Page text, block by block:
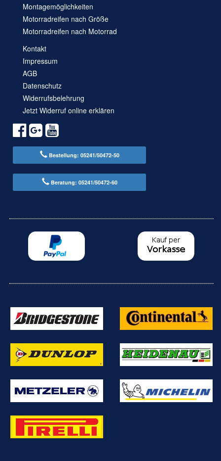
Montagemöglichkeiten
Motorradreifen nach Größe
Motorradreifen nach Motorrad
Kontakt
Impressum
AGB
Datenschutz
Widerrufsbelehrung
Jetzt Widerruf online erklären
Bestellung: 05241/50472-50
Beratung: 05241/50472-60